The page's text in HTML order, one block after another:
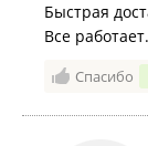
Быстрая
Все
Спасибо